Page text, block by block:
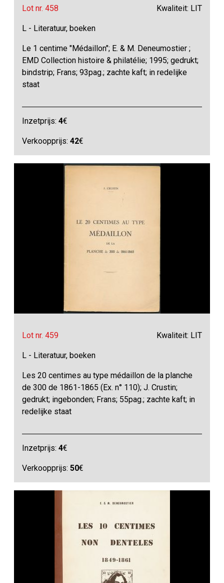
Lot nr. 458 Kwaliteit: LIT
L - Literatuur, boeken
Le 1 centime "Médaillon"; E. & M. Deneumostier ;
EMD Collection histoire & philatélie; 1995; gedrukt;
bindstrip; Frans; 93pag.; zachte kaft; in redelijke
staat
Inzetprijs:4€
Verkoopprijs:42€
Lot nr. 459 Kwaliteit: LIT
L - Literatuur, boeken
Les 20 centimes au type médaillon de la planche
de 300 de 1861-1865 (Ex. n° 110); J. Crustin;
gedrukt; ingebonden; Frans; 55pag.; zachte kaft; in
redelijke staat
Inzetprijs:4€
Verkoopprijs:50€